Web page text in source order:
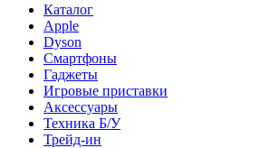
Каталог
Apple
Dyson
Смартфоны
Гаджеты
Игровые приставки
Аксессуары
Техника Б/У
Трейд-ин